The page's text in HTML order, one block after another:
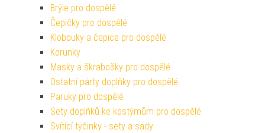
Brýle pro dospělé
Čepičky pro dospělé
Klobouky a čepice pro dospělé
Korunky
Masky a škrabošky pro dospělé
Ostatní párty doplňky pro dospělé
Paruky pro dospělé
Sety doplňků ke kostýmům pro dospělé
Svítící tyčinky - sety a sady